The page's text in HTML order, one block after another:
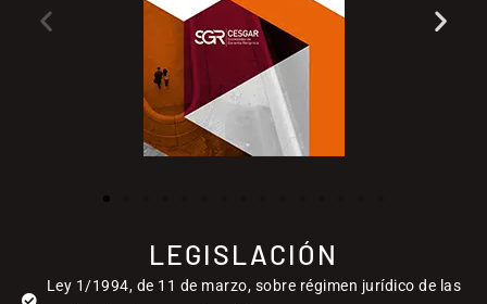
LEGISLACIÓN
Ley 1/1994, de 11 de marzo, sobre régimen jurídico de las